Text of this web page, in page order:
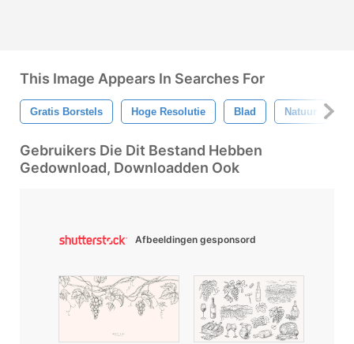
This Image Appears In Searches For
Gratis Borstels Hoge Resolutie Blad Natuur
Gebruikers Die Dit Bestand Hebben
Gedownload, Downloadden Ook
Afbeeldingen gesponsord